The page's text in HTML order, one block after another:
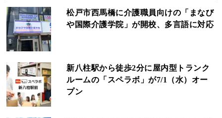
松戸市西馬橋に介護職員向けの「まなび
や国際介護学院」が開校、多言語に対応
新八柱駅から徒歩2分に屋内型トランク
ルームの「スペラボ」が7/1（水）オー
プン